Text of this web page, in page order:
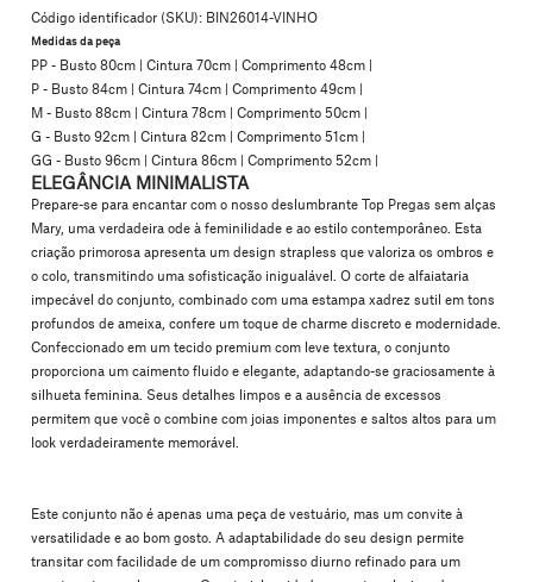
Código identificador (SKU): BIN26014-VINHO
Medidas da peça
PP - Busto 80cm | Cintura 70cm | Comprimento 48cm |
P - Busto 84cm | Cintura 74cm | Comprimento 49cm |
M - Busto 88cm | Cintura 78cm | Comprimento 50cm |
G - Busto 92cm | Cintura 82cm | Comprimento 51cm |
GG - Busto 96cm | Cintura 86cm | Comprimento 52cm |
ELEGÂNCIA MINIMALISTA
Prepare-se para encantar com o nosso deslumbrante Top Pregas sem alças
Mary, uma verdadeira ode à feminilidade e ao estilo contemporâneo. Esta
criação primorosa apresenta umdesign strapless que valoriza os ombros e
o colo, transmitindo uma sofisticação inigualável. Ocorte de alfaiataria
impecável do conjunto, combinado com umaestampa xadrez sutil em tons
profundos de ameixa, confere um toque de charme discreto e modernidade.
Confeccionado em umtecido premium com leve textura, o conjunto
proporciona um caimento fluido e elegante, adaptando-se graciosamente à
silhueta feminina. Seus detalhes limpos e a ausência de excessos
permitem que você o combine com joias imponentes e saltos altos para um
look verdadeiramente memorável.
Este conjunto não é apenas uma peça de vestuário, mas um convite à
versatilidade e ao bom gosto. A adaptabilidade do seu design permite
transitar com facilidade de um compromisso diurno refinado para um